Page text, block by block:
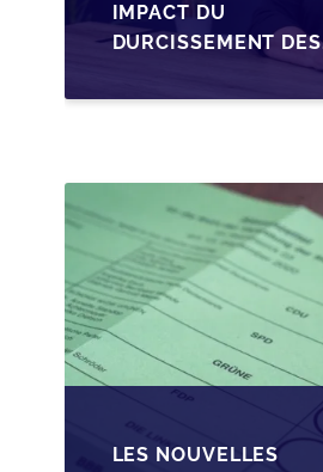
IMPACT DU
DURCISSEMENT DES
CRÉDIT SUR LA
LES NOUVELLES